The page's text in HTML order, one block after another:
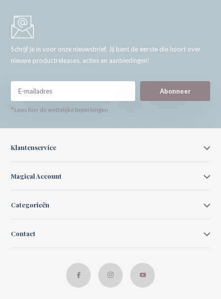
Schrijf je in voor onze nieuwsbrief. Jij bent de eerste die hoort over
nieuwe productreleases, acties en aanbiedingen!
Abonneer
* Lees hier de wettelijke beperkingen
Klantenservice
Magical Account
Categorieën
Contact